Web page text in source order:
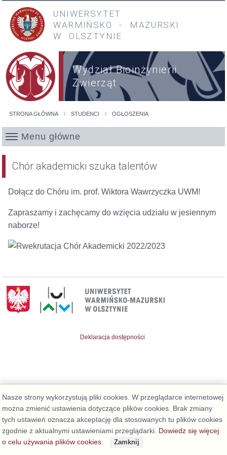
Przejdź do treści
Przejdź do menu głównego
UNIWERSYTET
WARMIŃSKO
- MAZURSKI
W OLSZTYNIE
Wydział Bioinżynierii
Zwierząt
STRONA GŁÓWNA STUDENCI OGŁOSZENIA
Menu główne
Chór akademicki szuka talentów
Dołącz do Chóru im. prof. Wiktora Wawrzyczka UWM!
Zapraszamy i zachęcamy do wzięcia udziału w jesiennym
naborze!
Deklaracja dostępności
Nasze strony wykorzystują pliki cookies. W przeglądarce internetowej
można zmienić ustawienia dotyczące plików cookies. Brak zmiany
tych ustawień oznacza akceptację dla stosowanych tu plików cookies
zgodnie z aktualnymi ustawieniami przeglądarki. Dowiedz się więcej
o celu używania plików cookies.